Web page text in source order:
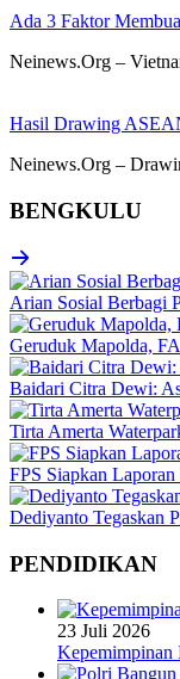
Ada 3 Faktor
Neinews.Org –
Hasil Drawing
Neinews.Org –
BENGKULU
Arian Sosial Berbagi
Geruduk Mapolda,
Baidari Citra Dewi:
Tirta Amerta
FPS Siapkan
Dediyanto Tegaskan
PENDIDIKAN
23 Juli 2026
Kepemimpinan